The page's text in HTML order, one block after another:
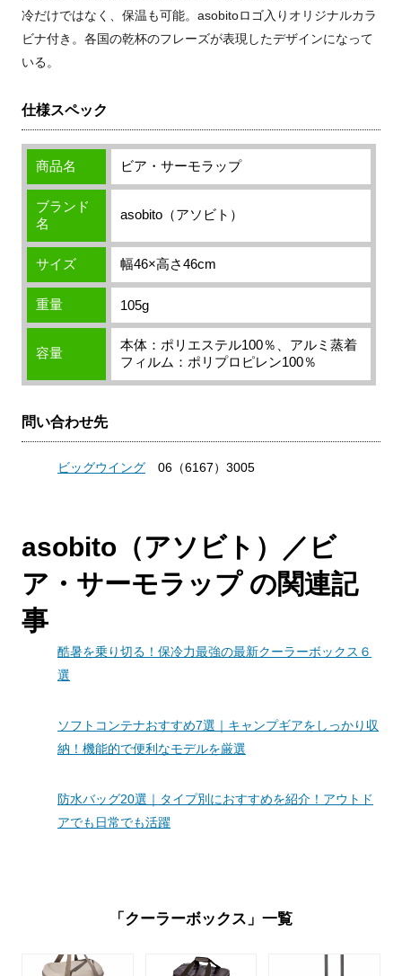
冷だけではなく、保温も可能。asobitoロゴ入りオリジナルカラ
ビナ付き。 各国の乾杯のフレーズが表現したデザインになって
いる。
仕様スペック
商品名 ビア・サーモラップ
ブランド
名
asobito（アソビト）
サイズ 幅46×高さ46cm
重量 105g
容量
本体：ポリエステル100％、アルミ蒸着
フィルム：ポリプロピレン100％
問い合わせ先
ビッグウイング 06（6167）3005
asobito（アソビト）／ビ
ア・サーモラップ の関連記
事
酷暑を乗り切る！保冷力最強の最新クーラーボックス６
選
ソフトコンテナおすすめ7選｜キャンプギアをしっかり収
納！機能的で便利なモデルを厳選
防水バッグ20選｜タイプ別におすすめを紹介！アウトド
アでも日常でも活躍
「クーラーボックス」一覧